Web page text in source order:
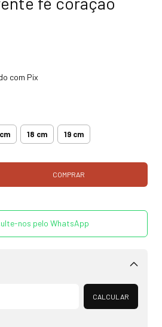
com Pix
18 cm 19 cm
nos pelo WhatsApp
Alterar CEP
CALCULAR